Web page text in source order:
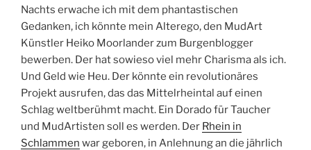
Nachts erwache ich mit dem phantastischen
Gedanken, ich könnte mein Alterego, den MudArt
Künstler Heiko Moorlander zum Burgenblogger
bewerben. Der hat sowieso viel mehr Charisma als ich.
Und Geld wie Heu. Der könnte ein revolutionäres
Projekt ausrufen, das das Mittelrheintal auf einen
Schlag weltberühmt macht. Ein Dorado für Taucher
und MudArtisten soll es werden. Der Rhein in
Schlammen war geboren, in Anlehnung an die jährlich